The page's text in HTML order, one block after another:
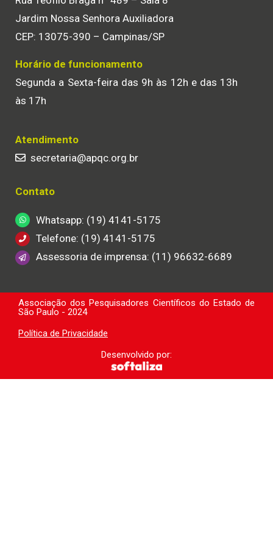
Jardim Nossa Senhora Auxiliadora
CEP: 13075-390 – Campinas/SP
Horário de funcionamento
Segunda a Sexta-feira das 9h às 12h e das 13h
às 17h
Atendimento
secretaria@apqc.org.br
Contato
Whatsapp: (19) 4141-5175
Telefone: (19) 4141-5175
Assessoria de imprensa: (11) 96632-6689
Associação dos Pesquisadores Científicos do Estado de
São Paulo - 2024
Política de Privacidade
Desenvolvido por: